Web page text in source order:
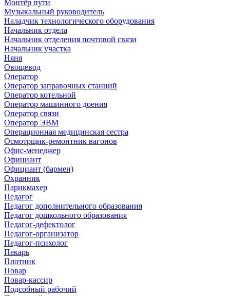
Монтёр пути
Музыкальный руководитель
Наладчик технологического оборудования
Начальник отдела
Начальник отделения почтовой связи
Начальник участка
Няня
Овощевод
Оператор
Оператор заправочных станций
Оператор котельной
Оператор машинного доения
Оператор связи
Оператор ЭВМ
Операционная медицинская сестра
Осмотрщик-ремонтник вагонов
Офис-менеджер
Официант
Официант (бармен)
Охранник
Парикмахер
Педагог
Педагог дополнительного образования
Педагог дошкольного образования
Педагог-дефектолог
Педагог-организатор
Педагог-психолог
Пекарь
Плотник
Повар
Повар-кассир
Подсобный рабочий